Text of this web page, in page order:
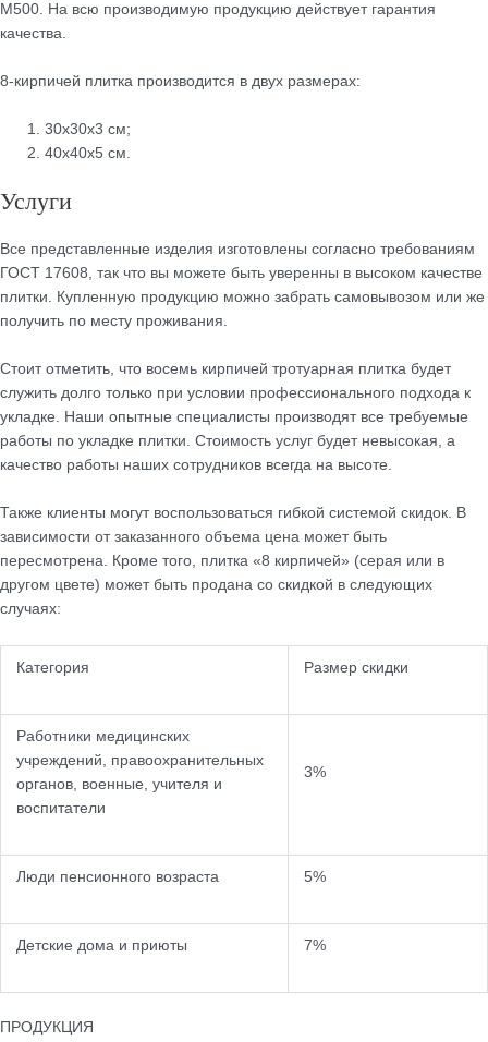
М500. На всю производимую продукцию действует гарантия
качества.
8-кирпичей плитка производится в двух размерах:
30х30х3 см;
40х40х5 см.
Услуги
Все представленные изделия изготовлены согласно требованиям
ГОСТ 17608, так что вы можете быть уверенны в высоком качестве
плитки. Купленную продукцию можно забрать самовывозом или же
получить по месту проживания.
Стоит отметить, что восемь кирпичей тротуарная плитка будет
служить долго только при условии профессионального подхода к
укладке. Наши опытные специалисты производят все требуемые
работы по укладке плитки. Стоимость услуг будет невысокая, а
качество работы наших сотрудников всегда на высоте.
Также клиенты могут воспользоваться гибкой системой скидок. В
зависимости от заказанного объема цена может быть
пересмотрена. Кроме того, плитка «8 кирпичей» (серая или в
другом цвете) может быть продана со скидкой в следующих
случаях:
Категория Размер скидки
Работники медицинских
учреждений, правоохранительных
органов, военные, учителя и
воспитатели
3%
Люди пенсионного возраста 5%
Детские дома и приюты 7%
ПРОДУКЦИЯ